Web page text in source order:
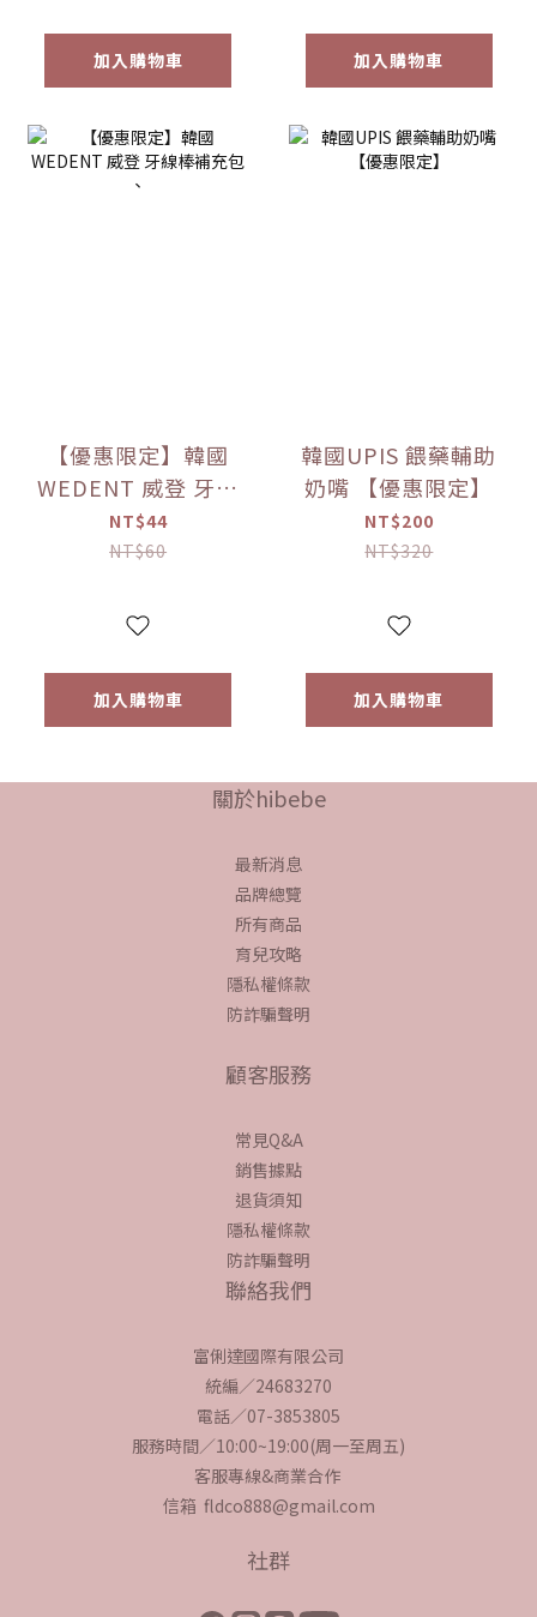
加入購物車 加入購物車
【優惠限定】韓國
WEDENT 威登 牙線
棒補充包 、
NT$44
NT$60
加入購物車
韓國UPIS 餵藥輔助
奶嘴 【優惠限定】
NT$200
NT$320
加入購物車
關於hibebe
最新消息
品牌總覽
所有商品
育兒攻略
隱私權條款
防詐騙聲明
顧客服務
常見Q&A
銷售據點
退貨須知
隱私權條款
防詐騙聲明
聯絡我們
富俐達國際有限公司
統編／24683270
電話／07-3853805
服務時間／10:00~19:00(周一至周五)
客服專線&商業合作
信箱 fldco888@gmail.com
社群